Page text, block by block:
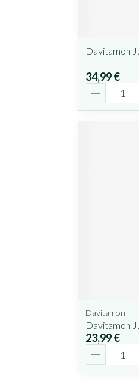
Davitamon
34,99 €
Quantité
Davitamon
Davitamon
23,99 €
Quantité